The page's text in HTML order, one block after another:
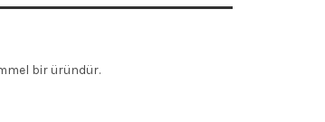
bir üründür.